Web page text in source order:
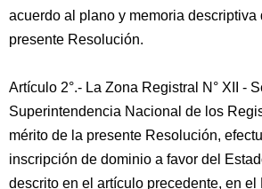
acuerdo al plano y memoria descriptiva
presente Resolución.
Artículo 2°.- La Zona Registral N° XII -
Superintendencia Nacional de los
mérito de la presente Resolución,
inscripción de dominio a favor del
descrito en el artículo precedente, en